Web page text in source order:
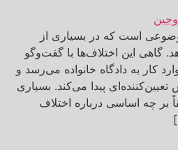
است که در بسیاری از
گاهی این اختلاف‌ها با گفت‌وگو
کار به دادگاه خانواده می‌رسد و
پیدا می‌کند. بسیاری
بر چه اساسی درباره اختلاف